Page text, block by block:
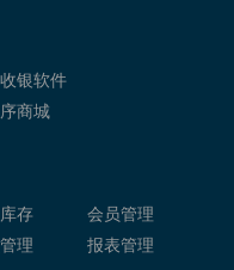
服装销售管理软件
银软件
商城
存
会员管理
理 报表管理